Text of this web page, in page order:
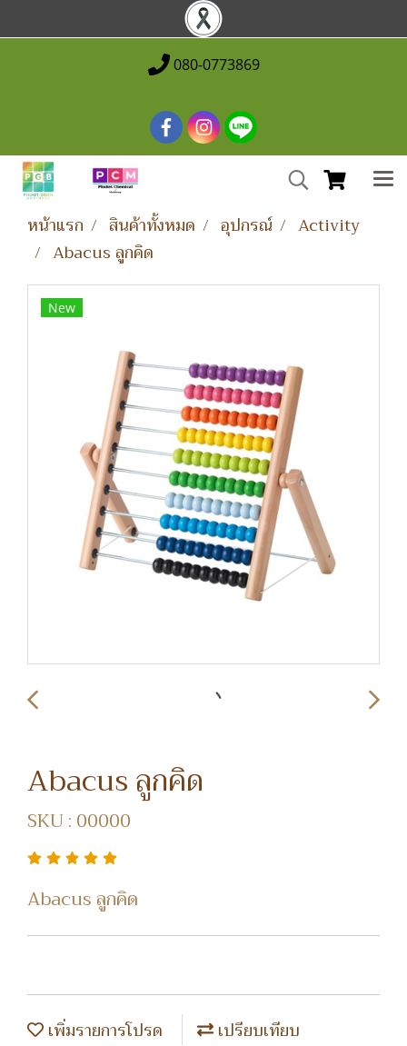
080-0773869
หน้าแรก สินค้าทั้งหมด อุปกรณ์
Activity
Abacus ลูกคิด
New
Abacus ลูกคิด
SKU : 00000
Abacus ลูกคิด
เพิ่มรายการโปรด เปรียบเทียบ